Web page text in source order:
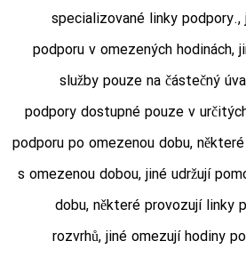
specializované linky
podporu v omezených hodinách,
služby pouze na částečný
podpory dostupné pouze v
podporu po omezenou dobu,
s omezenou dobou, jiné udržují
dobu, některé provozují linky
rozvrhů, jiné omezují hodiny